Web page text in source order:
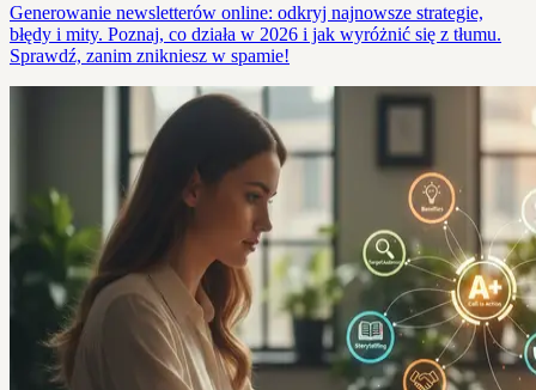
Generowanie newsletterów online: odkryj najnowsze strategie,
błędy i mity. Poznaj, co działa w 2026 i jak wyróżnić się z tłumu.
Sprawdź, zanim znikniesz w spamie!